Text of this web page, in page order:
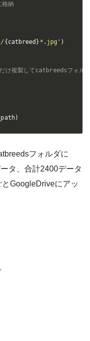
格納
{ catbreed } *.jpg' )
け複製してcatbreedsフォル
)
フォルダに
タ、合計2400データ
GoogleDriveにアッ